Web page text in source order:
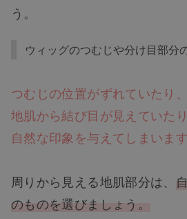
う。
ウィッグのつむじや分け目部分
つむじの位置がずれていたり
地肌から結び目が見えていた
自然な印象を与えてしまいます
周りから見える地肌部分は、
のものを選びましょう。